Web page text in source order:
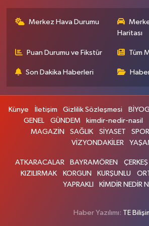
Merkez Hava Durumu
Haritası
Puan Durumu ve Fikstür Tüm
Son Dakika Haberleri
Künye İletişim Gizlilik Sözleşmesi
GENEL
GÜNDEM kimdir-nedir-nasil
MAGAZİN
SAĞLIK SİYASET SPOR
VİZYONDAKİLER
ATKARACALAR BAYRAMÖREN ÇERKEŞ
KIZILIRMAK
KORGUN KURŞUNLU
YAPRAKLI
KİMDİR NEDİR
Haber Yazılımı: TE